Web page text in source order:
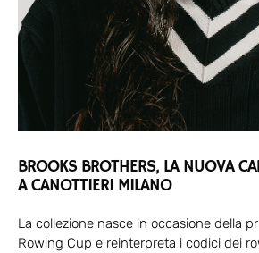
BROOKS BROTHERS, LA NUOVA
A CANOTTIERI MILANO
La collezione nasce in occasione della
Rowing Cup e reinterpreta i codici dei